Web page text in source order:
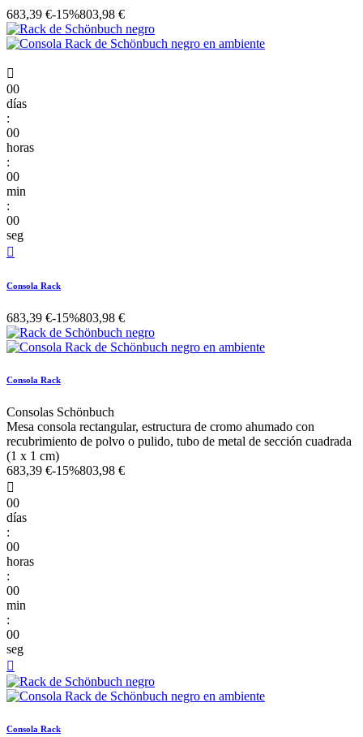
683,39 €-15%803,98 €

00
días
:
00
horas
:
00
min
:
00
seg

Consola Rack
683,39 €-15%803,98 €
Consola Rack
Consolas Schönbuch
Mesa consola rectangular, estructura de cromo ahumado con
recubrimiento de polvo o pulido, tubo de metal de sección cuadrada
(1 x 1 cm)
683,39 €-15%803,98 €

00
días
:
00
horas
:
00
min
:
00
seg

Consola Rack